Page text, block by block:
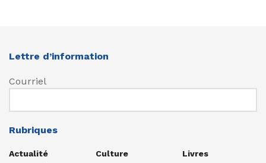
Lettre d’information
Courriel
Rubriques
Actualité
Culture
Livres